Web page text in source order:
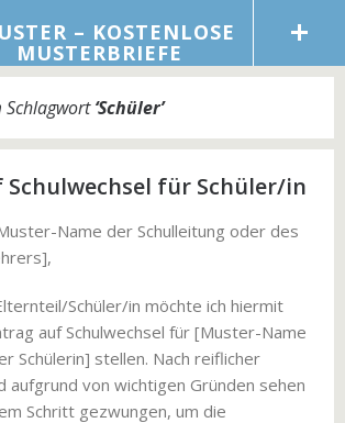
– KOSTENLOSE
MUSTERBRIEFE
‘Schüler’
für Schüler/in
Name der Schulleitung oder des
Schüler/in möchte ich hiermit
auf Schulwechsel für [Muster-Name
Schülerin] stellen. Nach reiflicher
aufgrund von wichtigen Gründen sehen
Schritt gezwungen, um die